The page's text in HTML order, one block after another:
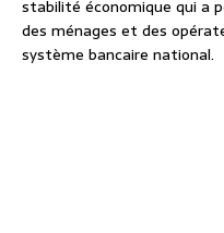
stabilité économique qui a
des ménages et des
système bancaire national.